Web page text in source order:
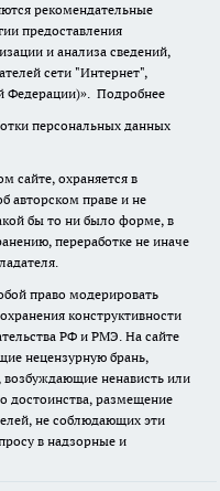
рекомендательные
предоставления
и анализа сведений,
сети "Интернет",
Федерации)». Подробнее
персональных данных
сайте, охраняется в
авторском праве и не
бы то ни было форме, в
переработке не иначе
право модерировать
конструктивности
РФ и РМЭ. На сайте
нецензурную брань,
ненависть или
достоинства, размещение
не соблюдающих эти
в надзорные и